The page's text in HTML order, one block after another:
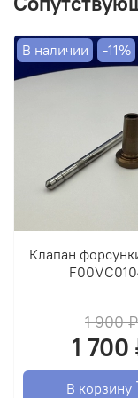
В наличии -11%
Клапан
1 900 ₽
1 700
В корзину